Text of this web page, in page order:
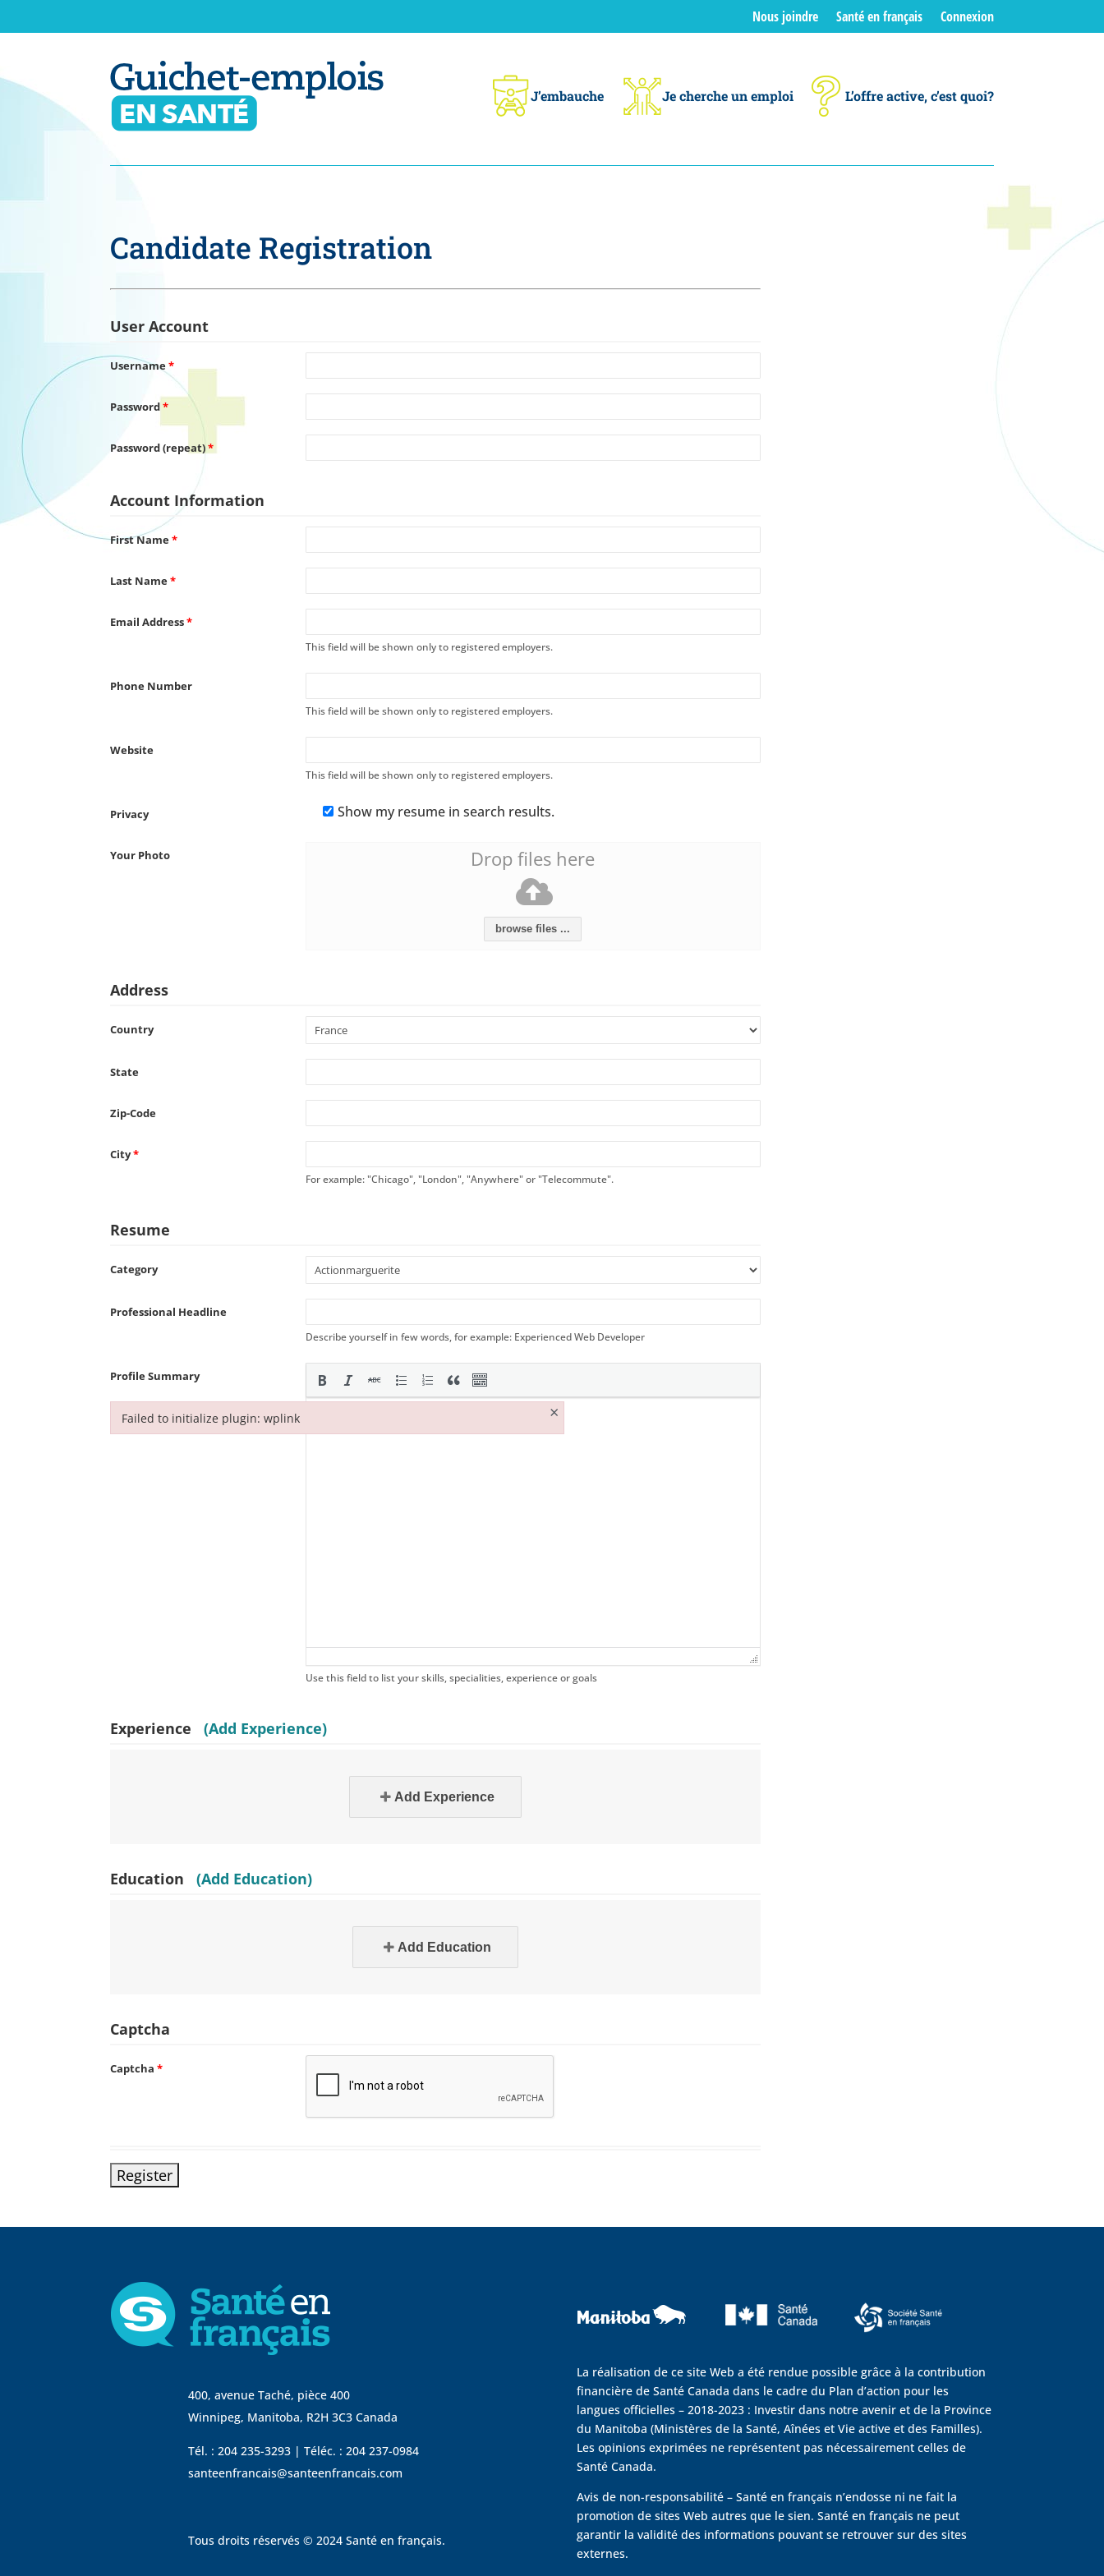
Nous joindre Santé en français Connexion
J’embauche Je cherche un emploi L’offre active, c’est quoi?
Candidate Registration
User Account
Username*
Password*
Password (repeat)*
Account Information
First Name*
Last Name*
Email Address*
This field will be shown only to registered employers.
Phone Number
This field will be shown only to registered employers.
Website
This field will be shown only to registered employers.
Privacy Show my resume in search results.
Your Photo Drop files here
browse files ...
Address
Country
State
Zip-Code
City*
For example: "Chicago", "London", "Anywhere" or "Telecommute".
Resume
Category
Professional Headline
Describe yourself in few words, for example: Experienced Web Developer
Profile Summary
Use this field to list your skills, specialities, experience or goals
Experience(Add Experience)
Add Experience
Education(Add Education)
Add Education
Captcha
Captcha*
400, avenue Taché, pièce 400
Winnipeg, Manitoba, R2H 3C3 Canada
Tél. : 204 235-3293 | Téléc. : 204 237-0984
santeenfrancais@santeenfrancais.com
Tous droits réservés © 2024 Santé en français.
La réalisation de ce site Web a été rendue possible grâce à la contribution
financière de Santé Canada dans le cadre du Plan d’action pour les
langues officielles – 2018-2023 : Investir dans notre avenir et de la Province
du Manitoba (Ministères de la Santé, Aînées et Vie active et des Familles).
Les opinions exprimées ne représentent pas nécessairement celles de
Santé Canada.
Avis de non-responsabilité – Santé en français n’endosse ni ne fait la
promotion de sites Web autres que le sien. Santé en français ne peut
garantir la validité des informations pouvant se retrouver sur des sites
externes.
Failed to initialize plugin: wplink ×
Failed to initialize plugin: wplink